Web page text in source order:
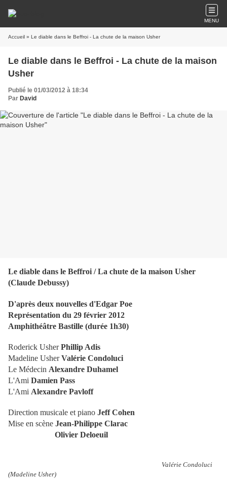
MENU
Accueil » Le diable dans le Beffroi - La chute de la maison Usher
Le diable dans le Beffroi - La chute de la maison
Usher
Publié le 01/03/2012 à 18:34
Par David
Le diable dans le Beffroi / La chute de la maison Usher
(Claude Debussy)
D'après deux nouvelles d'Edgar Poe
Représentation du 29 février 2012
Amphithéâtre Bastille (durée 1h30)
Roderick UsherPhillip Adis
Madeline UsherValérie Condoluci
Le Médecin Alexandre Duhamel
L'Ami Damien Pass
L'Ami Alexandre Pavloff
Direction musicale et piano Jeff Cohen
Mise en scène Jean-Philippe Clarac
Olivier Deloeuil
Valérie Condoluci
(Madeline Usher)